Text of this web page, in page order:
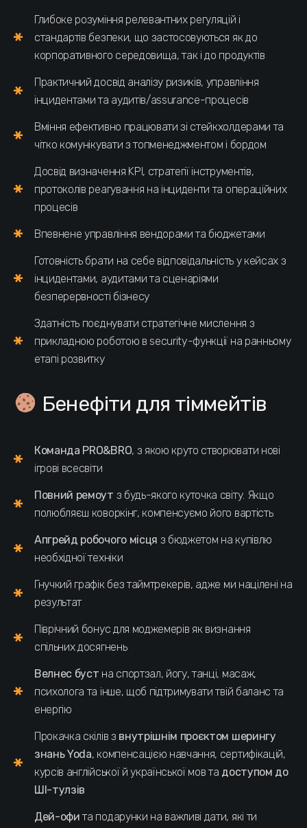
Глибоке розуміння релевантних регуляцій і
стандартів безпеки, що застосовуються як до
корпоративного середовища, так і до продуктів
Практичний досвід аналізу ризиків, управління
інцидентами та аудитів/assurance-процесів
Вміння ефективно працювати зі стейкхолдерами та
чітко комунікувати з топменеджментом і бордом
Досвід визначення KPI, стратегії інструментів,
протоколів реагування на інциденти та операційних
процесів
Впевнене управління вендорами та бюджетами
Готовність брати на себе відповідальність у кейсах з
інцидентами, аудитами та сценаріями
безперервності бізнесу
Здатність поєднувати стратегічне мислення з
прикладною роботою в security-функції на ранньому
етапі розвитку
Бенефіти для тіммейтів
Команда PRO&BRO, з якою круто створювати нові
ігрові всесвіти
Повний ремоут з будь-якого куточка світу. Якщо
полюбляєш коворкінг, компенсуємо його вартість
Апгрейд робочого місця з бюджетом на купівлю
необхідної техніки
Гнучкий графік без таймтрекерів, адже ми націлені на
результат
Піврічний бонус для моджемерів як визнання
спільних досягнень
Велнес буст на спортзал, йогу, танці, масаж,
психолога та інше, щоб підтримувати твій баланс та
енергію
Прокачка скілів з внутрішнім проєктом шерингу
знань Yoda, компенсацією навчання, сертифікацій,
курсів англійської й української мов та доступом до
ШІ-тулзів
Дей-офита подарунки на важливі дати, які ти